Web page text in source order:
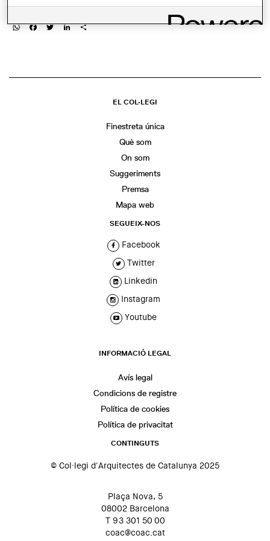
WhatsApp
Facebook
TwitterLinkedIn
Share
EL COL·LEGI
Finestreta única
Què som
On som
Suggeriments
Premsa
Mapa web
SEGUEIX-NOS
Facebook
Twitter
Linkedin
Instagram
Youtube
INFORMACIÓ LEGAL
Avís legal
Condicions de registre
Política de cookies
Política de privacitat
CONTINGUTS
© Col·legi d'Arquitectes de Catalunya 2025
Plaça Nova, 5
08002 Barcelona
T 93 301 50 00
coac@coac.cat